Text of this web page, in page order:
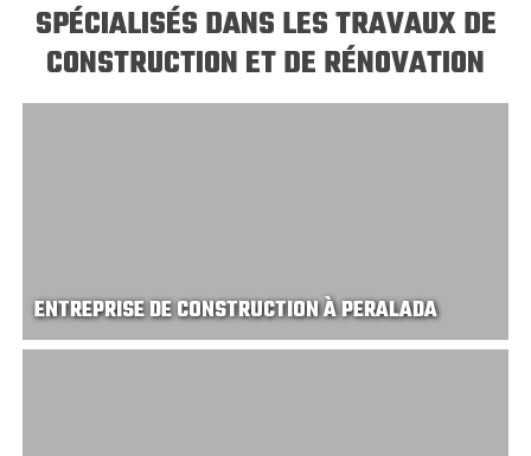
SPÉCIALISÉS DANS LES TRAVAUX DE
CONSTRUCTION ET DE RÉNOVATION
ENTREPRISE DE CONSTRUCTION À PERALADA